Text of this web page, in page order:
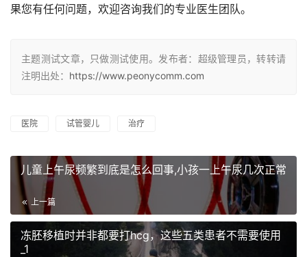
果您有任何问题，欢迎咨询我们的专业医生团队。
主题测试文章，只做测试使用。发布者：超级管理员，转转请
注明出处： https://www.peonycomm.com
医院 试管婴儿 治疗
儿童上午尿频繁到底是怎么回事,小孩一上午尿几次正常
上一篇
冻胚移植时并非都要打hcg，这些五类患者不需要使用
_1